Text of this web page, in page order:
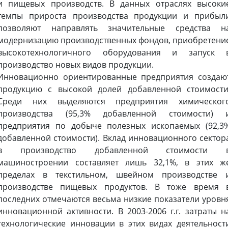
пищевых производств. В данных отраслях
прироста производства продукции и
направлять значительные средства
производственных фондов,
оборудования и запуск
новых видов продукции.
ориентированные предприятия
с высокой долей добавленной
них выделяются предприятия
(95,3% добавленной стоимости)
по добыче полезных ископаемых
стоимости). Вклад инновационного
производство добавленной стоимости
составляет лишь 32,1%, в этих
в текстильном, швейном производстве
пищевых продуктов. В тоже время
отмечаются весьма низкие показатели
активности. В 2003-2006 г.г. затраты
инновации в этих видах